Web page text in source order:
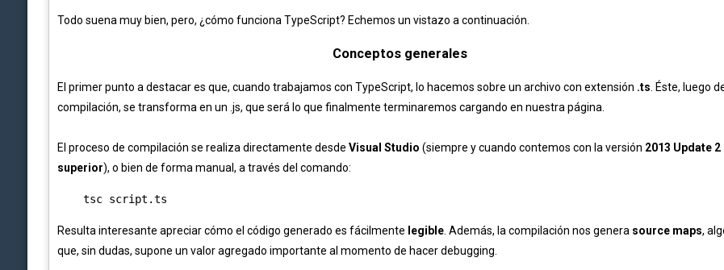
Todo suena muy bien, pero, ¿cómo funciona TypeScript? Echemos un vistazo a continuación.
Conceptos generales
El primer punto a destacar es que, cuando trabajamos con TypeScript, lo hacemos sobre un archivo con extensión .ts . Éste, luego
compilación, se transforma en un .js, que será lo que finalmente terminaremos cargando en nuestra página.
El proceso de compilación se realiza directamente desde Visual Studio (siempre y cuando contemos con la versión 2013 Update 2
superior), o bien de forma manual, a través del comando:
    tsc script.ts
Resulta interesante apreciar cómo el código generado es fácilmente legible. Además, la compilación nos genera source maps,
que, sin dudas, supone un valor agregado importante al momento de hacer debugging.